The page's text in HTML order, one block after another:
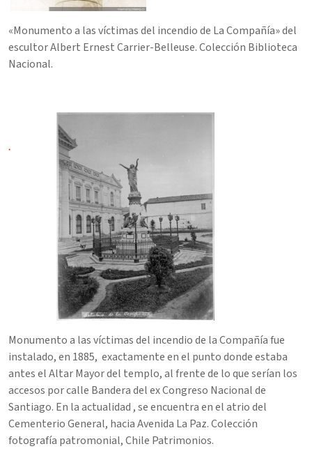
«Monumento a las víctimas del incendio de La Compañía» del
escultor Albert Ernest Carrier-Belleuse. Colección Biblioteca
Nacional.
Monumento a las víctimas del incendio de la Compañía fue
instalado, en 1885, exactamente en el punto donde estaba
antes el Altar Mayor del templo, al frente de lo que serían los
accesos por calle Bandera del ex Congreso Nacional de
Santiago. En la actualidad , se encuentra en el atrio del
Cementerio General, hacia Avenida La Paz. Colección
fotografía patromonial, Chile Patrimonios.